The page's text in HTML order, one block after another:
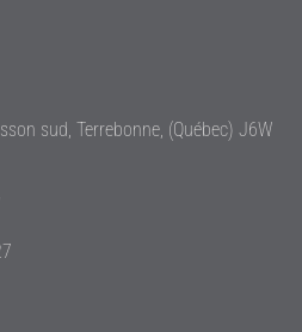
sud, Terrebonne, (Québec) J6W